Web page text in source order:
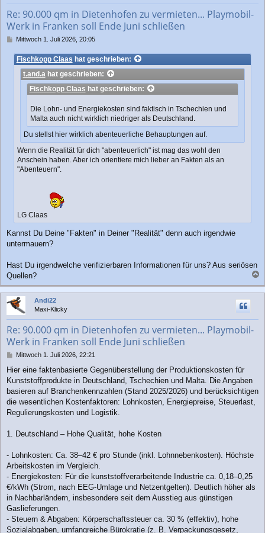
Re: 90.000 qm in Dietenhofen zu vermieten... Playmobil-
Werk in Franken soll Ende Juni schließen
B
i
t
Mittwoch 1. Juli 2026, 20:05
Fischkopp Claas hat geschrieben:
t.and.ahat geschrieben:
Fischkopp Claas hat geschrieben:
Die Lohn- und Energiekosten sind faktisch in Tschechien und
Malta auch nicht wirklich niedriger als Deutschland.
Du stellst hier wirklich abenteuerliche Behauptungen auf.
Wenn die Realität für dich "abenteuerlich" ist mag das wohl den
Anschein haben. Aber ich orientiere mich lieber an Fakten als an
"Abenteuern".
LG Claas
Kannst Du Deine "Fakten" in Deiner "Realität" denn auch irgendwie
untermauern?
Hast Du irgendwelche verifizierbaren Informationen für uns? Aus seriösen
Quellen?
a
c
Andi22
Maxi-Klicky
Re: 90.000 qm in Dietenhofen zu vermieten... Playmobil-
Werk in Franken soll Ende Juni schließen
B
i
t
r
Mittwoch 1. Juli 2026, 22:21
Hier eine faktenbasierte Gegenüberstellung der Produktionskosten für
Kunststoffprodukte in Deutschland, Tschechien und Malta. Die Angaben
basieren auf Branchenkennzahlen (Stand 2025/2026) und berücksichtigen
die wesentlichen Kostenfaktoren: Lohnkosten, Energiepreise, Steuerlast,
Regulierungskosten und Logistik.
1. Deutschland – Hohe Qualität, hohe Kosten
- Lohnkosten: Ca. 38–42 € pro Stunde (inkl. Lohnnebenkosten). Höchste
Arbeitskosten im Vergleich.
- Energiekosten: Für die kunststoffverarbeitende Industrie ca. 0,18–0,25
€/kWh (Strom, nach EEG-Umlage und Netzentgelten). Deutlich höher als
in Nachbarländern, insbesondere seit dem Ausstieg aus günstigen
Gaslieferungen.
- Steuern & Abgaben: Körperschaftssteuer ca. 30 % (effektiv), hohe
Sozialabgaben, umfangreiche Bürokratie (z. B. Verpackungsgesetz,